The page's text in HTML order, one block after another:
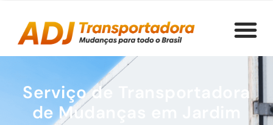
Serviço de Transportadora
de Mudanças em Jardim